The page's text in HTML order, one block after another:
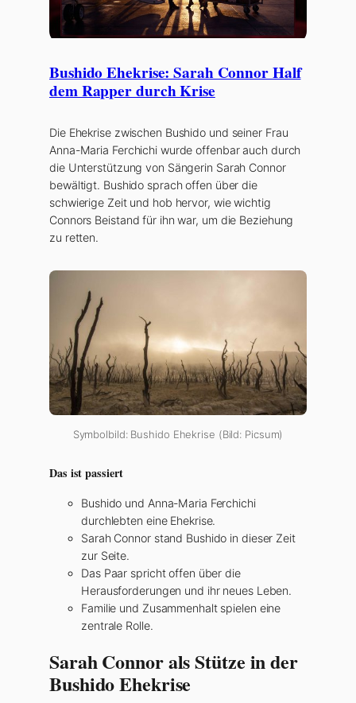
Bushido Ehekrise: Sarah Connor Half
dem Rapper durch Krise
Die Ehekrise zwischen Bushido und seiner Frau
Anna-Maria Ferchichi wurde offenbar auch durch
die Unterstützung von Sängerin Sarah Connor
bewältigt. Bushido sprach offen über die
schwierige Zeit und hob hervor, wie wichtig
Connors Beistand für ihn war, um die Beziehung
zu retten.
Symbolbild: Bushido Ehekrise (Bild: Picsum)
Das ist passiert
Bushido und Anna-Maria Ferchichi
durchlebten eine Ehekrise.
Sarah Connor stand Bushido in dieser Zeit
zur Seite.
Das Paar spricht offen über die
Herausforderungen und ihr neues Leben.
Familie und Zusammenhalt spielen eine
zentrale Rolle.
Sarah Connor als Stütze in der
Bushido Ehekrise